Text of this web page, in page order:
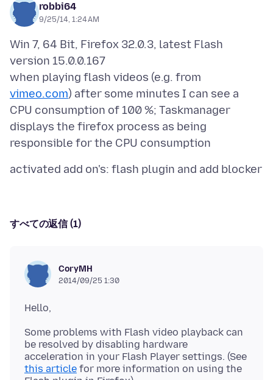
robbi64
9/25/14, 1:24 AM
Win 7, 64 Bit, Firefox 32.0.3, latest Flash
version 15.0.0.167
when playing flash videos (e.g. from
vimeo.com) after some minutes I can see a
CPU consumption of 100 %; Taskmanager
displays the firefox process as being
すべての返信 (1)
CoryMH
2014/09/25 1:30
Some problems with Flash video playback can
be resolved by disabling hardware
acceleration in your Flash Player settings. (See
this article for more information on using the